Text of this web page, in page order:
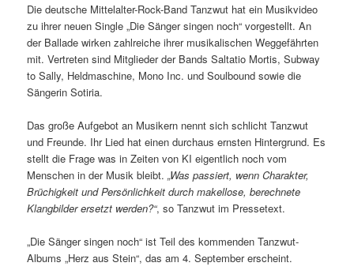
Die deutsche Mittelalter-Rock-Band Tanzwut hat ein Musikvideo
zu ihrer neuen Single „Die Sänger singen noch“ vorgestellt. An
der Ballade wirken zahlreiche ihrer musikalischen Weggefährten
mit. Vertreten sind Mitglieder der Bands Saltatio Mortis, Subway
to Sally, Heldmaschine, Mono Inc. und Soulbound sowie die
Sängerin Sotiria.
Das große Aufgebot an Musikern nennt sich schlicht Tanzwut
und Freunde. Ihr Lied hat einen durchaus ernsten Hintergrund. Es
stellt die Frage was in Zeiten von KI eigentlich noch vom
Menschen in der Musik bleibt.„Was passiert, wenn Charakter,
Brüchigkeit und Persönlichkeit durch makellose, berechnete
Klangbilder ersetzt werden?“, so Tanzwut im Pressetext.
„Die Sänger singen noch“ ist Teil des kommenden Tanzwut-
Albums „Herz aus Stein“, das am 4. September erscheint.